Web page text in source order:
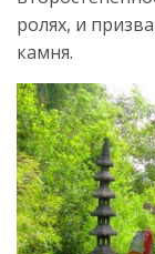
ролях, и
камня.